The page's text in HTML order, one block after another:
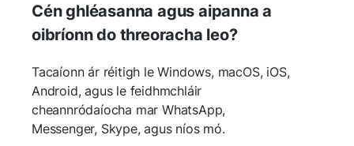
Cén ghléasanna agus aipanna a
oibríonn do threoracha leo?
Tacaíonn ár réitigh le Windows, macOS, iOS,
Android, agus le feidhmchláir
cheannródaíocha mar WhatsApp,
Messenger, Skype, agus níos mó.